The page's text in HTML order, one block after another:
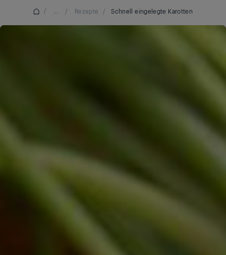
/ ... / Rezepte / Schnell eingelegte Karotten